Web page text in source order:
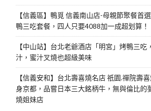
【信義區】鴨覓 信義南山店-母親節聚餐首
鴨三吃套餐，四人只要4088加一成超划算！
【中山站】台北老爺酒店「明宮」烤鴨三吃
汁，蜜汁叉燒也超級美味
【信義安和】台北壽喜燒名店 祇園.禪院壽
身京都，品嘗日本三大銘柄牛，無與倫比的
燒姐妹店